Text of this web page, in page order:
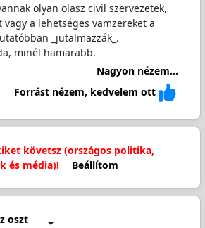
olyan olasz civil szervezetek,
vagy a lehetséges vamzereket a
_jutalmazzák_.
minél hamarabb.
Nagyon nézem...
Forrást nézem, kedvelem ott
követsz (országos politika,
és média)!
Beállítom
oszt